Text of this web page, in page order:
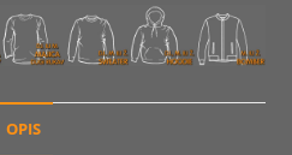
OPIS